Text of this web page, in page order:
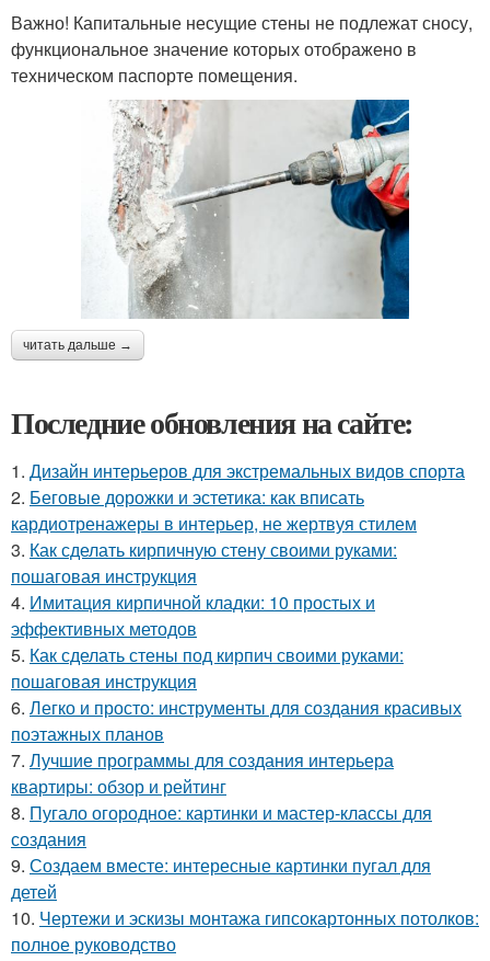
Важно! Капитальные несущие стены не подлежат сносу,
функциональное значение которых отображено в
техническом паспорте помещения.
читать дальше →
Последние обновления на сайте:
1. Дизайн интерьеров для экстремальных видов спорта
2. Беговые дорожки и эстетика: как вписать
кардиотренажеры в интерьер, не жертвуя стилем
3. Как сделать кирпичную стену своими руками:
пошаговая инструкция
4. Имитация кирпичной кладки: 10 простых и
эффективных методов
5. Как сделать стены под кирпич своими руками:
пошаговая инструкция
6. Легко и просто: инструменты для создания красивых
поэтажных планов
7. Лучшие программы для создания интерьера
квартиры: обзор и рейтинг
8. Пугало огородное: картинки и мастер-классы для
создания
9. Создаем вместе: интересные картинки пугал для
детей
10. Чертежи и эскизы монтажа гипсокартонных потолков:
полное руководство